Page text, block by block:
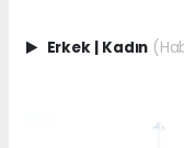
Erkek | Kadın